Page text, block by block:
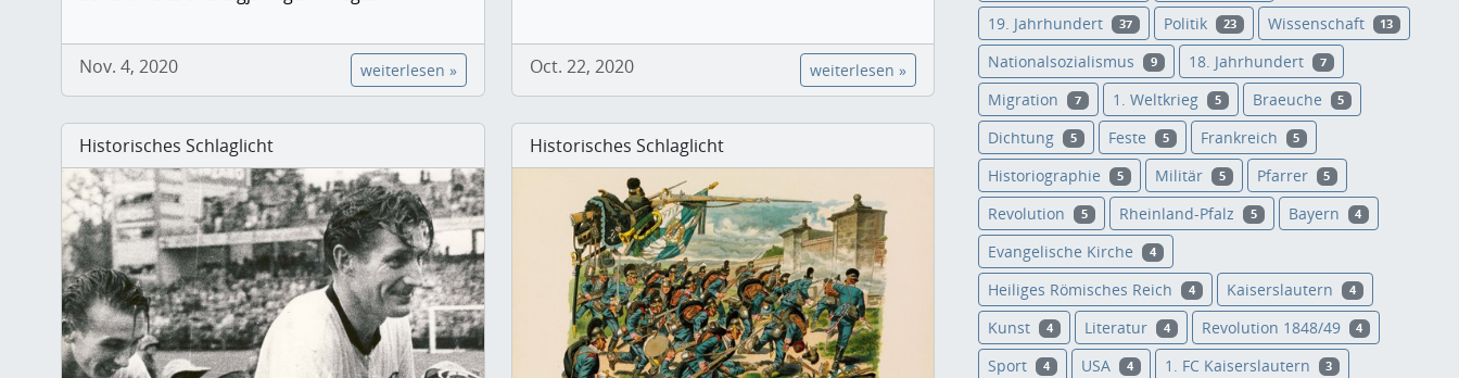
Nov. 4, 2020 weiterlesen » Oct. 22, 2020 weiterlesen »
Historisches Schlaglicht Historisches Schlaglicht
19. Jahrhundert 37 Politik 23 Wissenschaft 13
Nationalsozialismus 9 18. Jahrhundert 7
Migration 7 1. Weltkrieg 5 Braeuche 5
Dichtung 5 Feste 5 Frankreich 5
Historiographie 5 Militär 5 Pfarrer 5
Revolution 5 Rheinland-Pfalz 5 Bayern 4
Evangelische Kirche 4
Heiliges Römisches Reich 4 Kaiserslautern 4
Kunst 4 Literatur 4 Revolution 1848/49 4
Sport 4 USA 4 1. FC Kaiserslautern 3